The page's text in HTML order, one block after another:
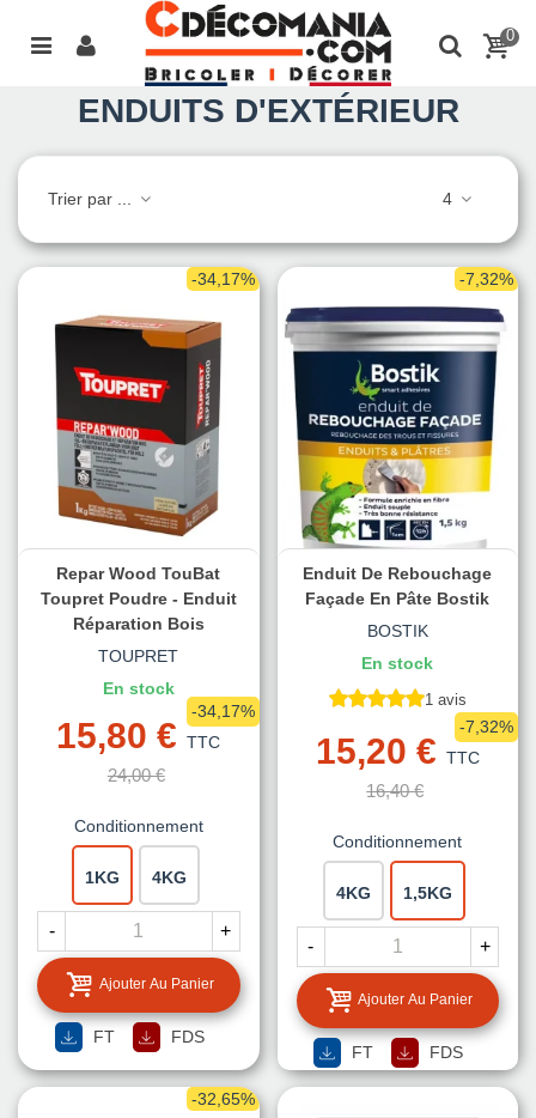
0
ENDUITS D'EXTÉRIEUR
Trier par ... 4
-34,17%
Repar Wood TouBat
Toupret Poudre - Enduit
Réparation Bois
TOUPRET
En stock
15,80 € TTC
24,00 €
-34,17%
Conditionnement
1KG 4KG
- +
Ajouter Au Panier
FT FDS
-7,32%
Enduit De Rebouchage
Façade En Pâte Bostik
BOSTIK
En stock
1 avis
15,20 € TTC
16,40 €
-7,32%
Conditionnement
4KG 1,5KG
- +
Ajouter Au Panier
FT FDS
-32,65%